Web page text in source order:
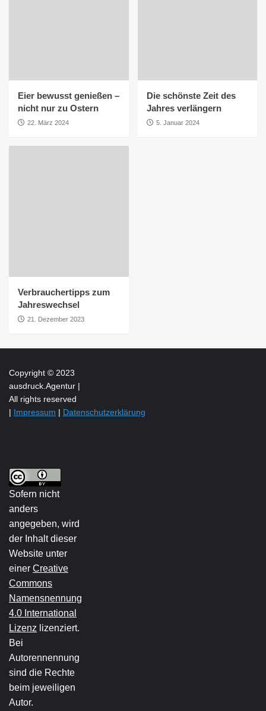
Eier bewusst genießen –
nicht nur zu Ostern
22. März 2024
Die schönste Zeit des
Jahres verlängern
5. Januar 2024
Verbrauchertipps zum
Jahreswechsel
21. Dezember 2023
Copyright © 2023
ausdruck.Agentur |
All rights reserved
| Impressum | Datenschutzerklärung
Sofern nicht
anders
angegeben, wird
der Inhalt dieser
Website unter
einer Creative
Commons
Namensnennung
4.0 International
Lizenz lizenziert.
Bei
Autorennennung
sind die Rechte
beim jeweiligen
Autor.